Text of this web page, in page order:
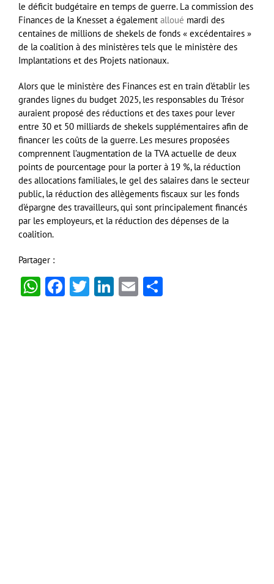
le déficit budgétaire en temps de guerre. La commission des
Finances de la Knesset a également alloué mardi des
centaines de millions de shekels de fonds « excédentaires »
de la coalition à des ministères tels que le ministère des
Implantations et des Projets nationaux.
Alors que le ministère des Finances est en train d’établir les
grandes lignes du budget 2025, les responsables du Trésor
auraient proposé des réductions et des taxes pour lever
entre 30 et 50 milliards de shekels supplémentaires afin de
financer les coûts de la guerre. Les mesures proposées
comprennent l’augmentation de la TVA actuelle de deux
points de pourcentage pour la porter à 19 %, la réduction
des allocations familiales, le gel des salaires dans le secteur
public, la réduction des allègements fiscaux sur les fonds
d’épargne des travailleurs, qui sont principalement financés
par les employeurs, et la réduction des dépenses de la
coalition.
Partager :
WhatsApp
Facebook
Twitter
LinkedIn
Email